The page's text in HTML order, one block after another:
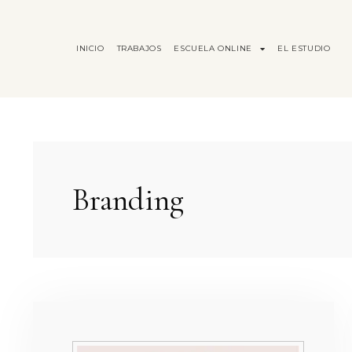
INICIO TRABAJOS ESCUELA ONLINE EL ESTUDIO
Branding